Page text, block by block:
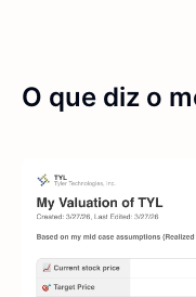
O que diz o